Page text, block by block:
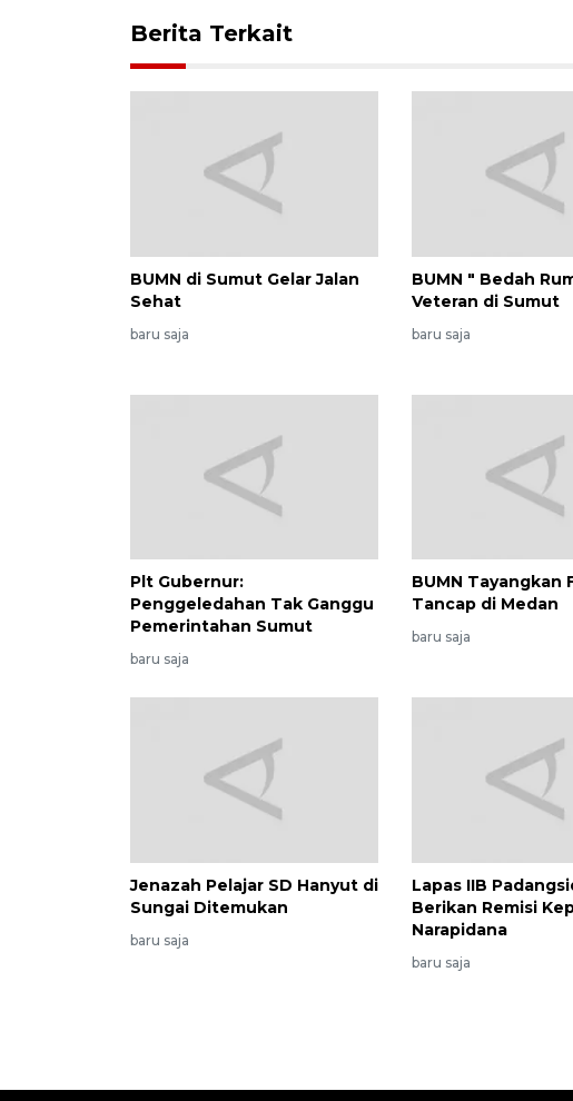
Berita Terkait
BUMN di Sumut Gelar Jalan
Sehat
baru saja
BUMN " Bedah
Veteran di Sumut
baru saja
Plt Gubernur:
Penggeledahan Tak Ganggu
Pemerintahan Sumut
baru saja
BUMN Tayangkan
Tancap di Medan
baru saja
Jenazah Pelajar SD Hanyut di
Sungai Ditemukan
baru saja
Lapas IIB
Berikan Remisi
Narapidana
baru saja